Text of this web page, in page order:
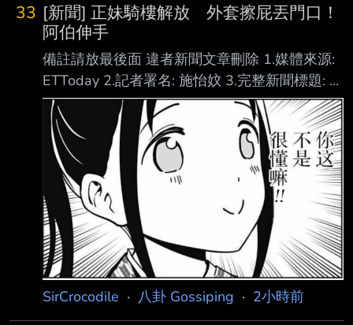
33 [新聞] 正妹騎樓解放 外套擦屁丟門口！
阿伯伸手
備註請放最後面 違者新聞文章刪除 1.媒體來源:
ETToday 2.記者署名: 施怡妏 3.完整新聞標題: 正
妹騎樓解放 外套擦屁丟門口！阿伯伸手摸「放
嘴裡嚐」：甜甜的 4.完整新聞內容： 2026年08
月10日 11:29 記者施怡妏／綜合報導 近日網路
瘋傳一段監視器畫面，一名女子疑似腹瀉，在騎
樓原地解放後，拿了手上的白色外套擦拭，並將
外套留在現場，隔天早上路過的鄰居都在討論，
有位阿伯笑喊「這是巧克力啦」，接著用手沾了
一下，直接放在嘴裡嚐嚐看，直呼「甜甜的」。
影片曝光，不少人看傻眼。 正妹把沾屎外套丟
SirCrocodile · 八卦 Gossiping · 2小時前